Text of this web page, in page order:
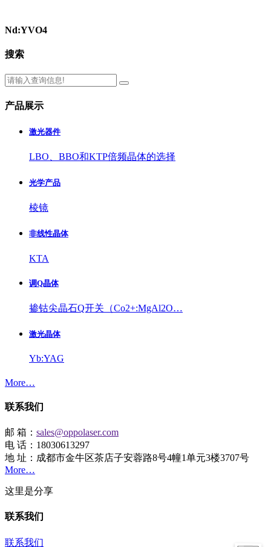
Nd:YVO4
搜索
产品展示
激光器件
LBO、BBO和KTP倍频晶体的选择
光学产品
棱镜
非线性晶体
KTA
调Q晶体
掺钴尖晶石Q开关（Co2+:MgAl2O…
激光晶体
Yb:YAG
More…
联系我们
邮 箱： sales@oppolaser.com
电 话：18030613297
地 址：成都市金牛区茶店子安蓉路8号4幢1单元3楼3707号
More…
这里是分享
联系我们
联系我们